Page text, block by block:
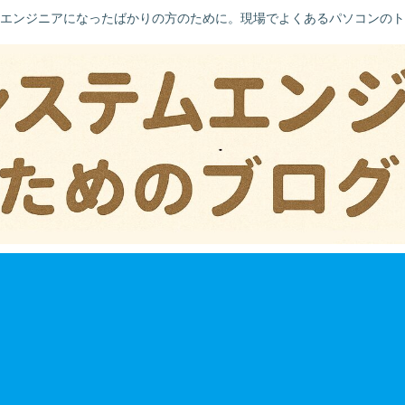
ンジニアになったばかりの方のために。現場でよくあるパソコンの